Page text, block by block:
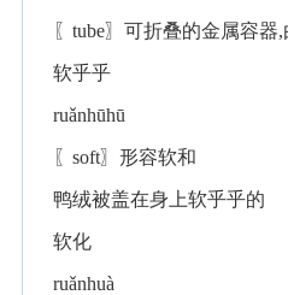
〖tube〗可折叠的金属容器
软乎乎
ruǎnhūhū
〖soft〗形容软和
鸭绒被盖在身上软乎乎的
软化
ruǎnhuà